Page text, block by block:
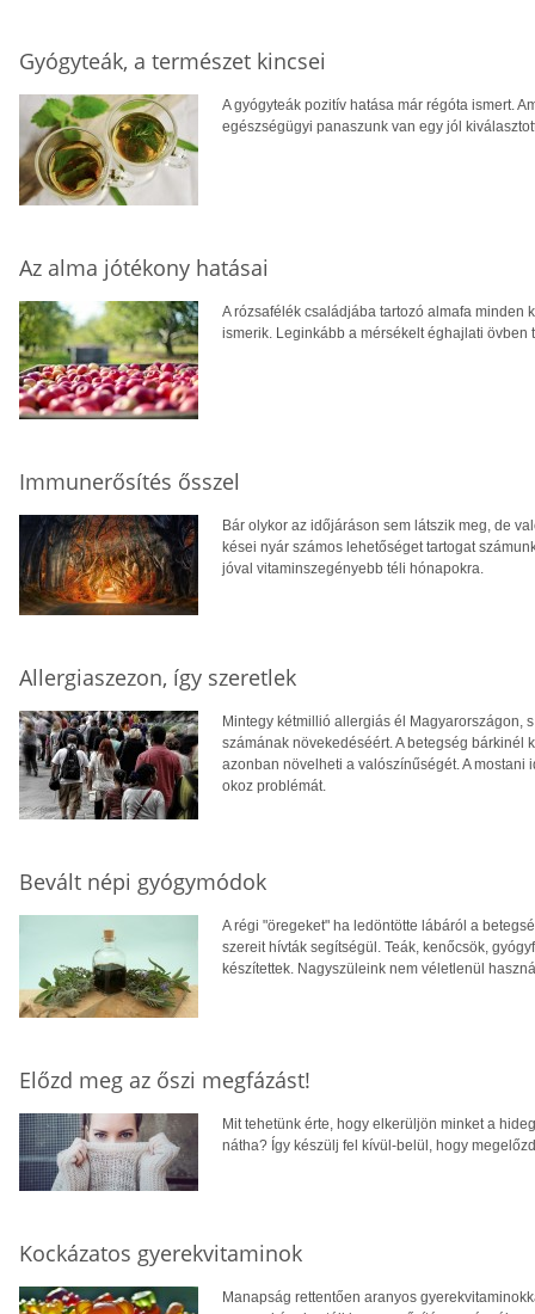
Gyógyteák, a természet kincsei
A gyógyteák pozitív hatása már régóta ismert.
egészségügyi panaszunk van egy jól
Az alma jótékony hatásai
A rózsafélék családjába tartozó almafa minden
ismerik. Leginkább a mérsékelt éghajlati
Immunerősítés ősszel
Bár olykor az időjáráson sem látszik meg, de
kései nyár számos lehetőséget tartogat
jóval vitaminszegényebb téli hónapokra.
Allergiaszezon, így szeretlek
Mintegy kétmillió allergiás él Magyarországon,
számának növekedéséért. A betegség
azonban növelheti a valószínűségét. A mostani
okoz problémát.
Bevált népi gyógymódok
A régi "öregeket" ha ledöntötte lábáról a
szereit hívták segítségül. Teák, kenőcsök,
készítettek. Nagyszüleink nem véletlenül
Előzd meg az őszi megfázást!
Mit tehetünk érte, hogy elkerüljön minket a
nátha? Így készülj fel kívül-belül, hogy
Kockázatos gyerekvitaminok
Manapság rettentően aranyos